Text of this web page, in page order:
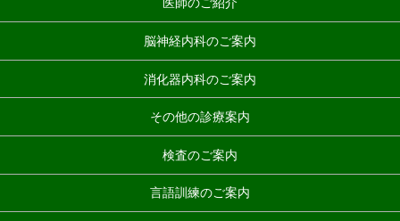
脳神経内科のご案内
消化器内科のご案内
その他の診療案内
検査のご案内
言語訓練のご案内